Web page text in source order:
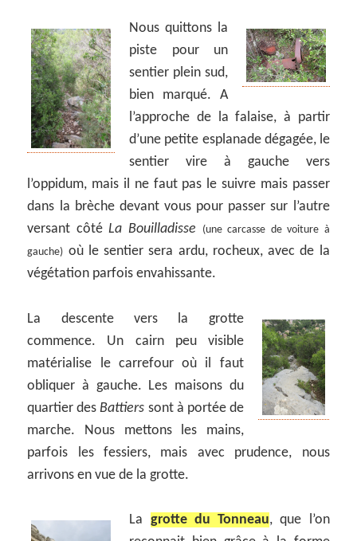
Nous quittons la
piste pour un
sentier plein sud,
bien marqué. A
l’approche de la falaise, à partir
d’une petite esplanade dégagée, le
sentier vire à gauche vers
l’oppidum, mais il ne faut pas le suivre mais passer
dans la brèche devant vous pour passer sur l’autre
versant côtéLa Bouilladisse
(une carcasse de voiture à
gauche) où le sentier sera ardu, rocheux, avec de la
végétation parfois envahissante.
La descente vers la grotte
commence. Un cairn peu visible
matérialise le carrefour où il faut
obliquer à gauche. Les maisons du
quartier desBattiers sont à portée de
marche. Nous mettons les mains,
parfois les fessiers, mais avec prudence, nous
arrivons en vue de la grotte.
La grotte du Tonneau, que l’on